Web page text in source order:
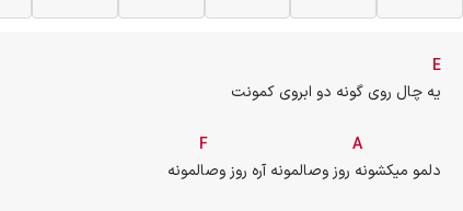
E
یه چال روی گونه دو ابروی کمونت
F
A
  دلمو میکشونه روز وصالمونه آره روز وصالمونه